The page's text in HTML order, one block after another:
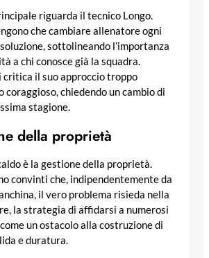
riguarda il tecnico Longo.
che cambiare allenatore ogni
sottolineando l’importanza
a chi conosce già la squadra.
critica il suo approccio troppo
coraggioso, chiedendo un cambio di
stagione.
della proprietà
è la gestione della proprietà.
convinti che, indipendentemente da
il vero problema risieda nella
la strategia di affidarsi a numerosi
un ostacolo alla costruzione di
e duratura.